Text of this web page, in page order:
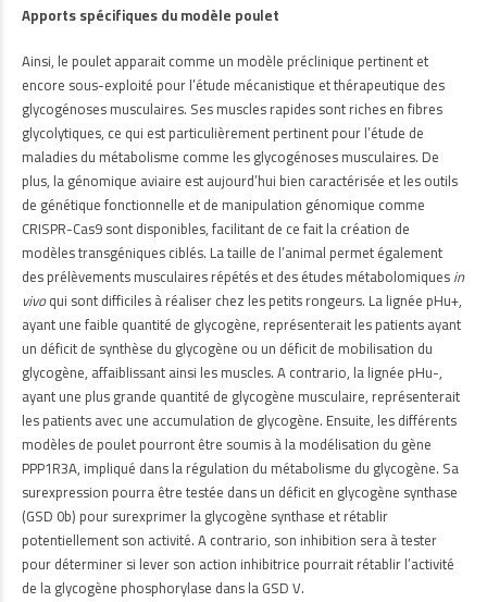
Apports spécifiques du modèle poulet
Ainsi, le poulet apparait comme un modèle préclinique pertinent et
encore sous-exploité pour l’étude mécanistique et thérapeutique des
glycogénoses musculaires. Ses muscles rapides sont riches en fibres
glycolytiques, ce qui est particulièrement pertinent pour l’étude de
maladies du métabolisme comme les glycogénoses musculaires. De
plus, la génomique aviaire est aujourd’hui bien caractérisée et les outils
de génétique fonctionnelle et de manipulation génomique comme
CRISPR-Cas9 sont disponibles, facilitant de ce fait la création de
modèles transgéniques ciblés. La taille de l’animal permet également
des prélèvements musculaires répétés et des études métabolomiquesin
vivoqui sont difficiles à réaliser chez les petits rongeurs. La lignée pHu+,
ayant une faible quantité de glycogène, représenterait les patients ayant
un déficit de synthèse du glycogène ou un déficit de mobilisation du
glycogène, affaiblissant ainsi les muscles. A contrario, la lignée pHu-,
ayant une plus grande quantité de glycogène musculaire, représenterait
les patients avec une accumulation de glycogène. Ensuite, les différents
modèles de poulet pourront être soumis à la modélisation du gène
PPP1R3A, impliqué dans la régulation du métabolisme du glycogène. Sa
surexpression pourra être testée dans un déficit en glycogène synthase
(GSD 0b) pour surexprimer la glycogène synthase et rétablir
potentiellement son activité. A contrario, son inhibition sera à tester
pour déterminer si lever son action inhibitrice pourrait rétablir l’activité
de la glycogène phosphorylase dans la GSD V.